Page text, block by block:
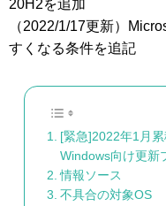
20H2を追加
（2022/1/17更新）
すくなる条件を追記
[緊急]2022年1月
Windows向け更新
情報ソース
不具合の対象OS